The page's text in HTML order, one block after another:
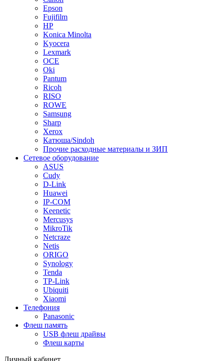
Epson
Fujifilm
HP
Konica Minolta
Kyocera
Lexmark
OCE
Oki
Pantum
Ricoh
RISO
ROWE
Samsung
Sharp
Xerox
Катюша/Sindoh
Прочие расходные материалы и ЗИП
Сетевое оборудование
ASUS
Cudy
D-Link
Huawei
IP-COM
Keenetic
Mercusys
MikroTik
Netcraze
Netis
ORIGO
Synology
Tenda
TP-Link
Ubiquiti
Xiaomi
Телефония
Panasonic
Флеш память
USB флеш драйвы
Флеш карты
Личный кабинет